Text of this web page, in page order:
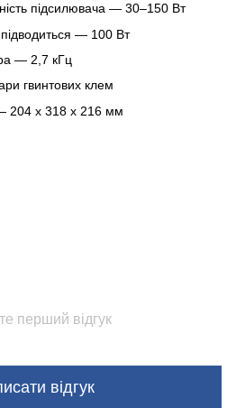
підсилювача — 30–150 Вт
— 100 Вт
— 2,7 кГц
гвинтових клем
204 x 318 x 216 мм
перший відгук
відгук